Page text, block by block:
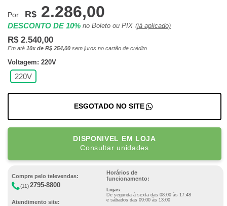
Por R$ 2.286,00
DESCONTO DE 10% no Boleto ou PIX (já aplicado)
R$ 2.540,00
Em até 10x de R$ 254,00 sem juros no cartão de crédito
Voltagem: 220V
220V
ESGOTADO NO SITE
DISPONIVEL EM LOJA
Consultar unidades
Compre pelo televendas:
(11)2795-8800
Atendimento site:
Horários de
funcionamento:
Lojas:
De segunda à sexta das 08:00 às 17:48
e sábados das 09:00 às 13:00